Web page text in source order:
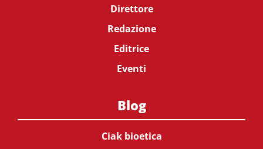
Direttore
Redazione
Editrice
Eventi
Blog
Ciak bioetica